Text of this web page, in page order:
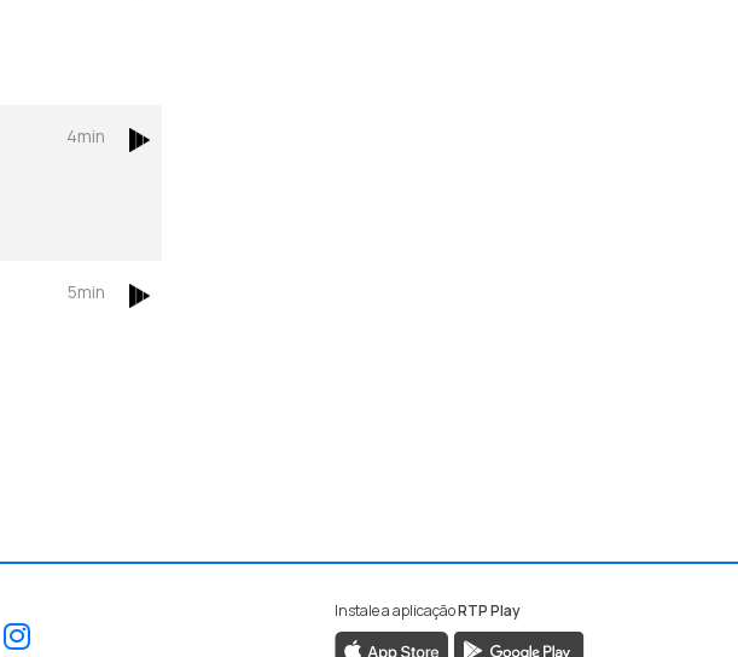
4min
5min
Facebook
Instagram
Instale a aplicaçãoRTP Play